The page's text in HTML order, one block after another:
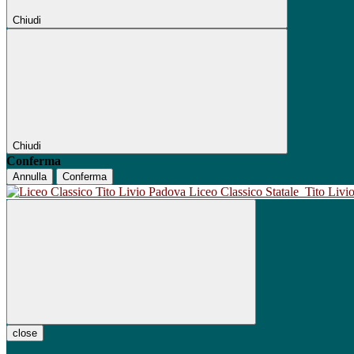
Chiudi
Chiudi
Conferma
Annulla Conferma
Liceo Classico Statale Tito Livio
close